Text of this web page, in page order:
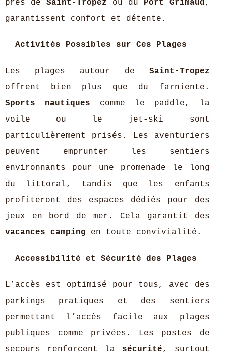
près de Saint-Tropez ou du Port Grimaud,
garantissent confort et détente.
Activités Possibles sur Ces Plages
Les plages autour de Saint-Tropez
offrent bien plus que du farniente.
Sports nautiques comme le paddle, la
voile ou le jet-ski sont
particulièrement prisés. Les aventuriers
peuvent emprunter les sentiers
environnants pour une promenade le long
du littoral, tandis que les enfants
profiteront des espaces dédiés pour des
jeux en bord de mer. Cela garantit des
vacances camping en toute convivialité.
Accessibilité et Sécurité des Plages
L’accès est optimisé pour tous, avec des
parkings pratiques et des sentiers
permettant l’accès facile aux plages
publiques comme privées. Les postes de
secours renforcent la sécurité, surtout